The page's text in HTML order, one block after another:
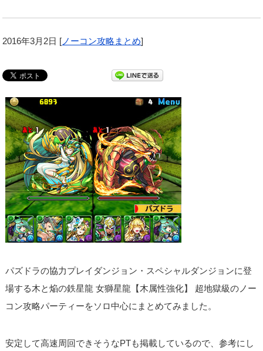
2016年3月2日 [ ノーコン攻略まとめ]
パズドラの協力プレイダンジョン・スペシャルダンジョンに登
場する木と焔の鉄星龍 女獅星龍【木属性強化】 超地獄級のノー
コン攻略パーティーをソロ中心にまとめてみました。
安定して高速周回できそうなPTも掲載しているので、参考にし